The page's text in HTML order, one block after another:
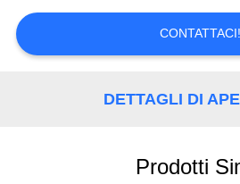
RICHIEDA
UNA
CONTATTACI!
DETTAGLI DI
Prodotti